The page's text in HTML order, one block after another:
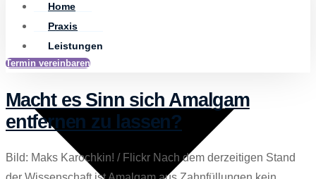
Home
Praxis
Leistungen
Termin vereinbaren
Macht es Sinn sich Amalgam
entfernen zu lassen?
Bild: Maks Karochkin! / Flickr Nach dem derzeitigen Stand